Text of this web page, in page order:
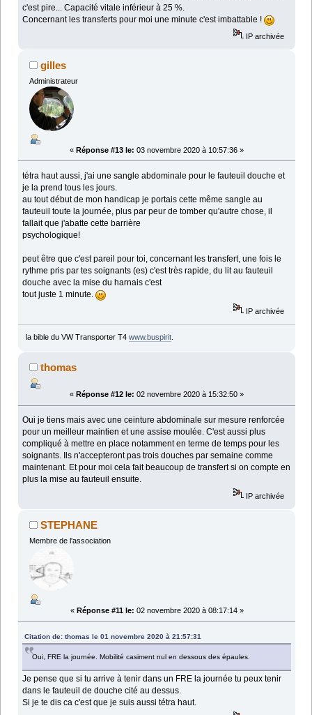
c'est pire... Capacité vitale inférieur à 25 %.
Concernant les transferts pour moi une minute c'est imbattable !
IP archivée
gilles
Administrateur
« Réponse #13 le: 03 novembre 2020 à 10:57:36 »
tétra haut aussi, j'ai une sangle abdominale pour le fauteuil douche et
je la prend tous les jours.
au tout début de mon handicap je portais cette même sangle au
fauteuil toute la journée, plus par peur de tomber qu'autre chose, il
fallait que j'abatte cette barrière
psychologique!
peut être que c'est pareil pour toi, concernant les transfert, une fois le
rythme pris par tes soignants (es) c'est très rapide, du lit au fauteuil
douche avec la mise du harnais c'est
tout juste 1 minute.
IP archivée
la bible du VW Transporter T4 www.buspirit.
thomas
« Réponse #12 le: 02 novembre 2020 à 15:32:50 »
Oui je tiens mais avec une ceinture abdominale sur mesure renforcée
pour un meilleur maintien et une assise moulée. C'est aussi plus
compliqué à mettre en place notamment en terme de temps pour les
soignants. Ils n'accepteront pas trois douches par semaine comme
maintenant. Et pour moi cela fait beaucoup de transfert si on compte en
plus la mise au fauteuil ensuite.
IP archivée
STEPHANE
Membre de l'association
« Réponse #11 le: 02 novembre 2020 à 08:17:14 »
Citation de: thomas le 01 novembre 2020 à 21:57:31
Oui, FRE la journée. Mobilité casiment nul en dessous des épaules.
Je pense que si tu arrive à tenir dans un FRE la journée tu peux tenir
dans le fauteuil de douche cité au dessus.
Si je te dis ca c'est que je suis aussi tétra haut.